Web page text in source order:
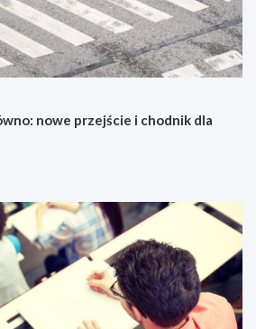
nowe przejście i chodnik dla